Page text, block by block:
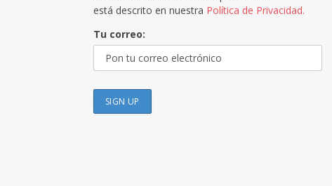
está descrito en nuestra Política de Privacidad.
Tu correo: